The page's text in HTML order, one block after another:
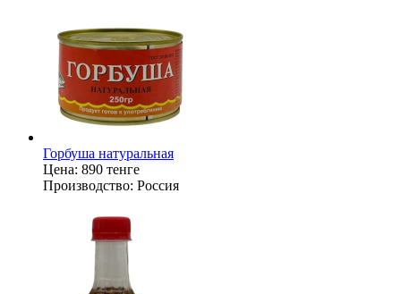
Горбуша натуральная
Цена: 890 тенге
Производство: Россия